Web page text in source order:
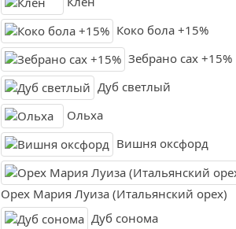
Коко бола +15%
Зебрано сах +15%
Дуб светлый
Ольха
Вишня оксфорд
Орех Мария Луиза (Итальянский орех)
Дуб сонома